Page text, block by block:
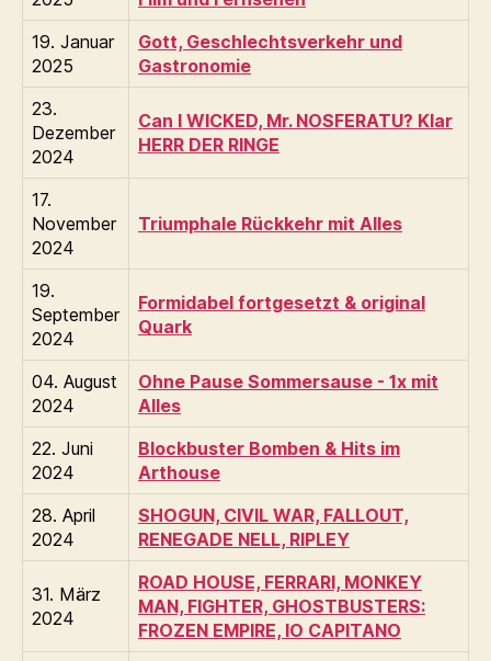
19. Januar
2025
Gott, Geschlechtsverkehr und
Gastronomie
23.
Dezember
2024
Can I WICKED, Mr. NOSFERATU? Klar
HERR DER RINGE
17.
November
2024
Triumphale Rückkehr mit Alles
19.
September
2024
Formidabel fortgesetzt & original
Quark
04. August
2024
Ohne Pause Sommersause - 1x mit
Alles
22. Juni
2024
Blockbuster Bomben & Hits im
Arthouse
28. April
2024
SHOGUN, CIVIL WAR, FALLOUT,
RENEGADE NELL, RIPLEY
31. März
2024
ROAD HOUSE, FERRARI, MONKEY
MAN, FIGHTER, GHOSTBUSTERS:
FROZEN EMPIRE, IO CAPITANO